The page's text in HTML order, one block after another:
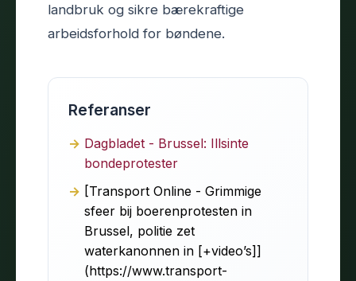
landbruk og sikre bærekraftige
arbeidsforhold for bøndene.
Referanser
Dagbladet - Brussel: Illsinte
bondeprotester
[Transport Online - Grimmige
sfeer bij boerenprotesten in
Brussel, politie zet
waterkanonnen in [+video’s]]
(https://www.transport-